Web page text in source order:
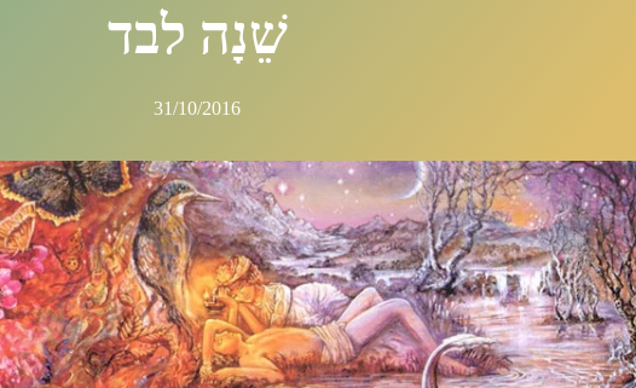
שֵׁנָה לבד
31/10/2016